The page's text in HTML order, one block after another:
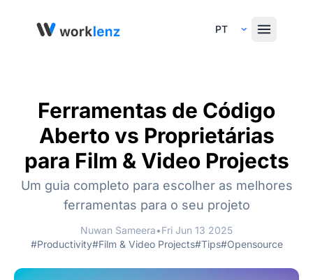
Select Language
Ferramentas de Código
Aberto vs Proprietárias
para Film & Video Projects
Um guia completo para escolher as melhores
ferramentas para o seu projeto
Nuwan Sameera•Fri Jun 13 2025
#Productivity#Film & Video Projects#Tips#Opensource